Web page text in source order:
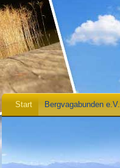
Start Bergvagabunden e.V.